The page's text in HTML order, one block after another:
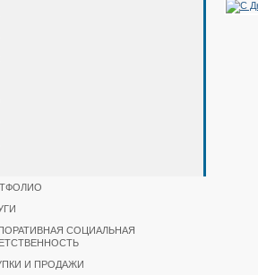
СОЦИАЛЬНАЯ
И ПРОДАЖИ